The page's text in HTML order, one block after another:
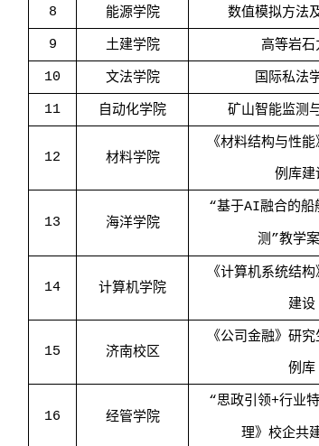
8 能源学院 数值模拟方法
9 土建学院 高等岩石
10 文法学院 国际私法
11 自动化学院 矿山智能监测
12 材料学院
《材料结构与性
例库建
13 海洋学院
“基于AI融合的船
测 ”教学
14 计算机学院
《计算机系统结
建设
15 济南校区
《公司金融》研
例库
16 经管学院
“思政引领+行业
理》校企共